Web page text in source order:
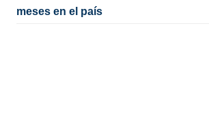
meses en el país